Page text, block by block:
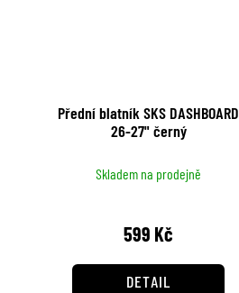
Přední blatník SKS DASHBOARD
26-27" černý
Skladem na prodejně
599 Kč
DETAIL